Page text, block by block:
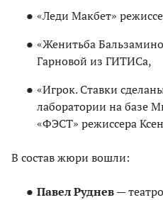
«Леди Макбет»
«Женитьба
Гарновой из ГИТИСа,
«Игрок. Ставки
лаборатории на базе
«ФЭСТ» режиссера
В состав жюри вошли:
Павел Руднев—